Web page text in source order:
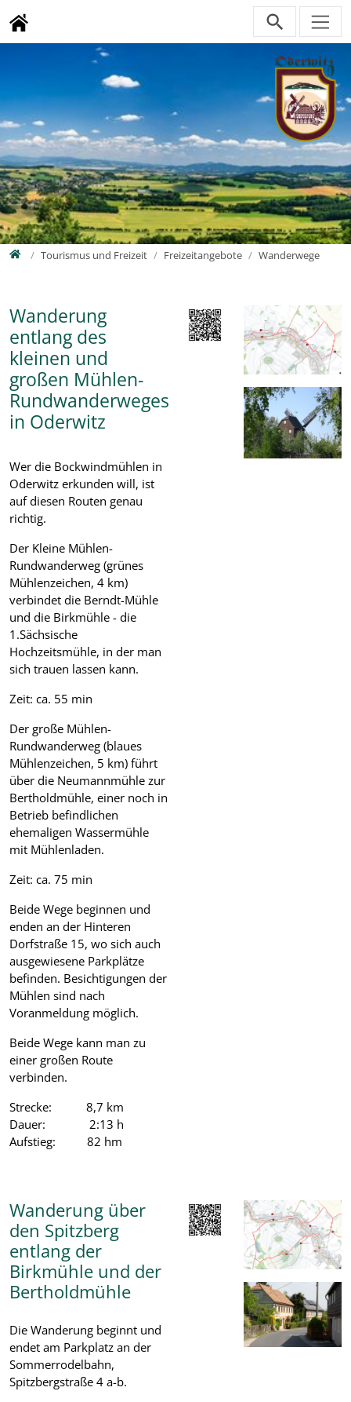
HomeTourismus und Freizeit Freizeitangebote Wanderwege
Wanderung
entlang des
kleinen und
großen Mühlen-
Rundwanderweges
in Oderwitz
Wer die Bockwindmühlen in
Oderwitz erkunden will, ist
auf diesen Routen genau
richtig.
Der Kleine Mühlen-
Rundwanderweg (grünes
Mühlenzeichen, 4 km)
verbindet die Berndt-Mühle
und die Birkmühle - die
1.Sächsische
Hochzeitsmühle, in der man
sich trauen lassen kann.
Zeit: ca. 55 min
Der große Mühlen-
Rundwanderweg (blaues
Mühlenzeichen, 5 km) führt
über die Neumannmühle zur
Bertholdmühle, einer noch in
Betrieb befindlichen
ehemaligen Wassermühle
mit Mühlenladen.
Zeit: ca. 75 min
Beide Wege beginnen und
enden an der Hinteren
Dorfstraße 15, wo sich auch
ausgewiesene Parkplätze
befinden. Besichtigungen der
Mühlen sind nach
Voranmeldung möglich.
Beide Wege kann man zu
einer großen Route
verbinden.
Strecke: 8,7 km
Dauer: 2:13 h
Aufstieg: 82 hm
Wanderung über
den Spitzberg
entlang der
Birkmühle und der
Bertholdmühle
Die Wanderung beginnt und
endet am Parkplatz an der
Sommerrodelbahn,
Spitzbergstraße 4 a-b.